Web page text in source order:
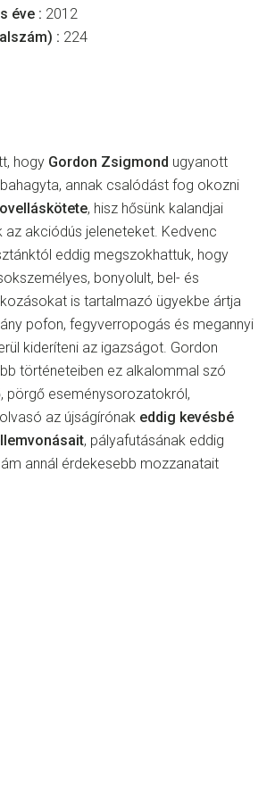
éve : 2012
: 224
hogy Gordon Zsigmond ugyanott
annak csalódást fog okozni
, hisz hősünk kalandjai
az akciódús jeleneteket. Kedvenc
eddig megszokhattuk, hogy
bonyolult, bel- és
is tartalmazó ügyekbe ártja
pofon, fegyverropogás és megannyi
kideríteni az igazságot. Gordon
történeteiben ez alkalommal szó
pörgő eseménysorozatokról,
az újságírónak eddig kevésbé
, pályafutásának eddig
annál érdekesebb mozzanatait